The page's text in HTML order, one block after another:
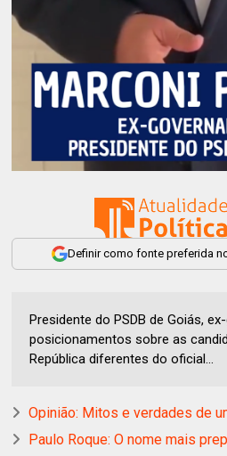
Definir como fonte preferida
Presidente do PSDB de Goiás,
posicionamentos sobre as
República diferentes do oficial...
Opinião: Mitos e verdades de
Paulo Roque: O nome mais